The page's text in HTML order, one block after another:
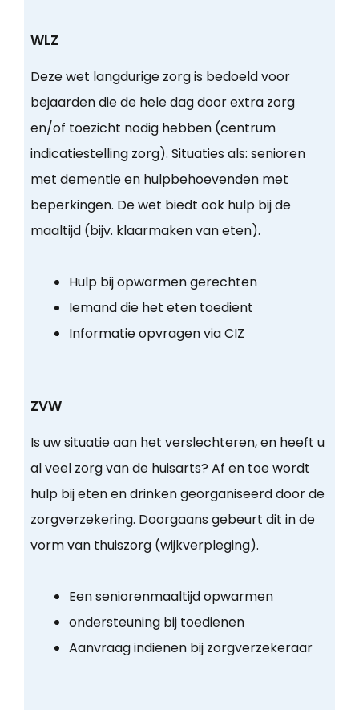
WLZ
Deze wet langdurige zorg is bedoeld voor
bejaarden die de hele dag door extra zorg
en/of toezicht nodig hebben (centrum
indicatiestelling zorg). Situaties als: senioren
met dementie en hulpbehoevenden met
beperkingen. De wet biedt ook hulp bij de
maaltijd (bijv. klaarmaken van eten).
Hulp bij opwarmen gerechten
Iemand die het eten toedient
Informatie opvragen via CIZ
ZVW
Is uw situatie aan het verslechteren, en heeft u
al veel zorg van de huisarts? Af en toe wordt
hulp bij eten en drinken georganiseerd door de
zorgverzekering. Doorgaans gebeurt dit in de
vorm van thuiszorg (wijkverpleging).
Een seniorenmaaltijd opwarmen
ondersteuning bij toedienen
Aanvraag indienen bij zorgverzekeraar